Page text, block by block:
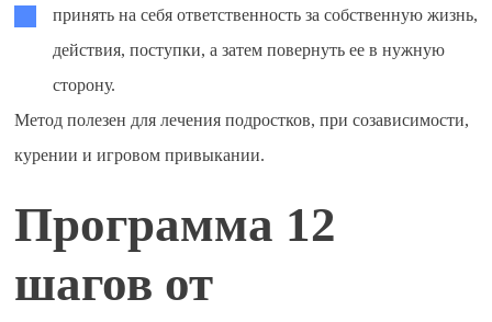
принять на себя ответственность за собственную жизнь,
действия, поступки, а затем повернуть ее в нужную
сторону.
Метод полезен для лечения подростков, при созависимости,
курении и игровом привыкании.
Программа 12
шагов от